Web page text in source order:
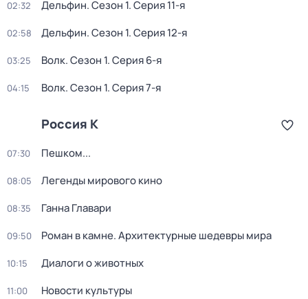
02:32 Дельфин. Сезон 1. Серия 11-я
02:58 Дельфин. Сезон 1. Серия 12-я
03:25 Волк. Сезон 1. Серия 6-я
04:15 Волк. Сезон 1. Серия 7-я
Россия К
07:30 Пешком...
08:05 Легенды мирового кино
08:35 Ганна Главари
09:50 Роман в камне. Архитектурные шедевры мира
10:15 Диалоги о животных
11:00 Новости культуры